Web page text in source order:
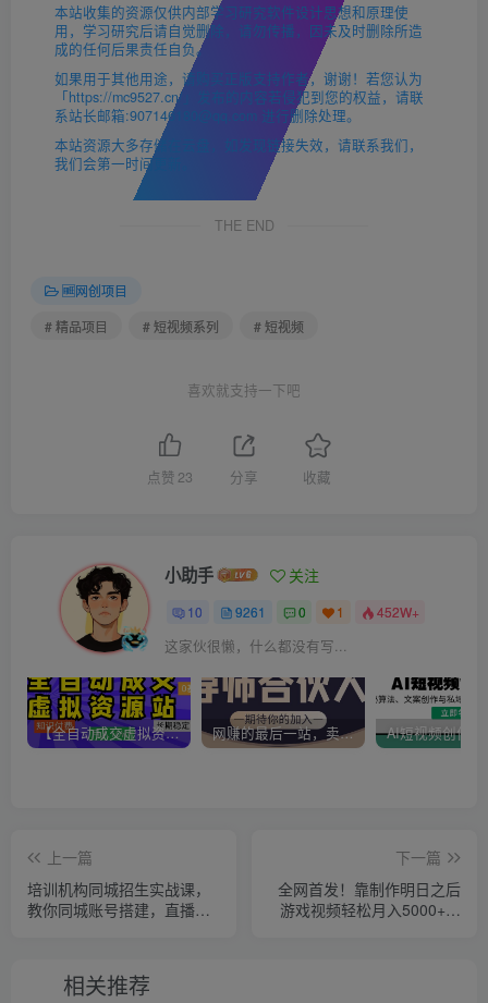
本站收集的资源仅供内部学习研究软件设计思想和原理使
用，学习研究后请自觉删除，请勿传播，因未及时删除所造
成的任何后果责任自负。
如果用于其他用途，请购买正版支持作者，谢谢！若您认为
「https://mc9527.cn/」发布的内容若侵犯到您的权益，请联
系站长邮箱:907146180@qq.com 进行删除处理。
本站资源大多存储在云盘，如发现链接失效，请联系我们，
我们会第一时间更新。
THE END
🆓网创项目
# 精品项目
# 短视频系列 # 短视频
喜欢就支持一下吧
点赞 23 分享 收藏
小助手 关注
10 9261 0 1 452W+
这家伙很懒，什么都没有写...
【全自动成交虚拟资源站】站长唯一陪跑项目！月入10W+~长期稳定~ 网赚的最后一站，卖项目！做网赚顶级猎食者~
上一篇
培训机构同城招生实战课，
教你同城账号搭建，直播售
下一篇
全网首发！靠制作明日之后
游戏视频轻松月入5000+！
相关推荐